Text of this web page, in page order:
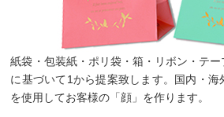
紙袋・包装紙・ポリ袋・箱・リボン・テ
に基づいて1から提案致します。国内・
を使用してお客様の「顔」を作ります。